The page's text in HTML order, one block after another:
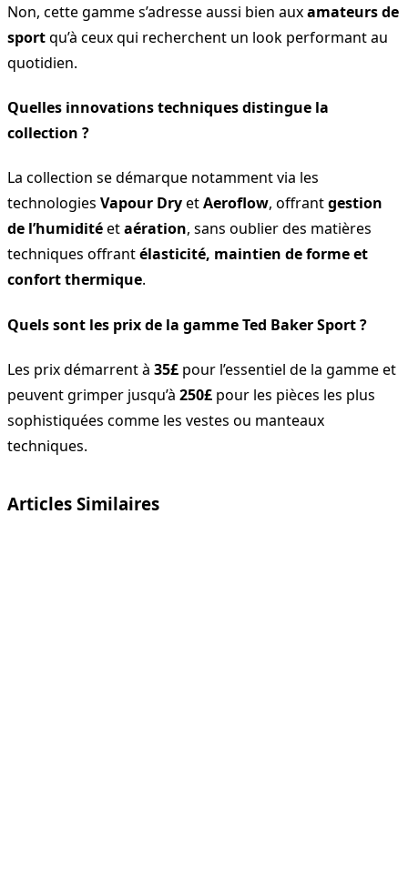
Non, cette gamme s’adresse aussi bien auxamateurs de
sportqu’à ceux qui recherchent un look performant au
quotidien.
Quelles innovations techniques distingue la
collection ?
La collection se démarque notamment via les
technologies Vapour DryetAeroflow, offrantgestion
de l’humiditéetaération, sans oublier des matières
techniques offrantélasticité, maintien de forme et
confort thermique.
Quels sont les prix de la gamme Ted Baker Sport ?
Les prix démarrent à 35£ pour l’essentiel de la gamme et
peuvent grimper jusqu’à 250£ pour les pièces les plus
sophistiquées comme les vestes ou manteaux
techniques.
Articles Similaires